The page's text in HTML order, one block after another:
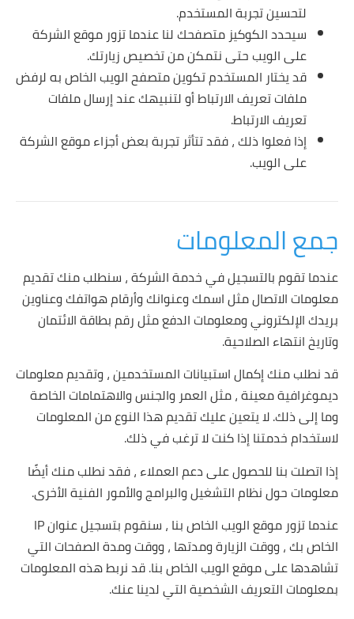
لتحسين تجربة المستخدم.
سيحدد الكوكيز متصفحك لنا عندما تزور موقع الشركة
على الويب حتى نتمكن من تخصيص زيارتك.
قد يختار المستخدم تكوين متصفح الويب الخاص به لرفض
ملفات تعريف الارتباط أو لتنبيهك عند إرسال ملفات
تعريف الارتباط.
إذا فعلوا ذلك ، فقد تتأثر تجربة بعض أجزاء موقع الشركة
على الويب.
جمع المعلومات
عندما تقوم بالتسجيل في خدمة الشركة ، سنطلب منك تقديم
معلومات الاتصال مثل اسمك وعنوانك وأرقام هواتفك وعناوين
بريدك الإلكتروني ومعلومات الدفع مثل رقم بطاقة الائتمان
وتاريخ انتهاء الصلاحية.
قد نطلب منك إكمال استبيانات المستخدمين ، وتقديم معلومات
ديموغرافية معينة ، مثل العمر والجنس والاهتمامات الخاصة
وما إلى ذلك. لا يتعين عليك تقديم هذا النوع من المعلومات
لاستخدام خدمتنا إذا كنت لا ترغب في ذلك.
إذا اتصلت بنا للحصول على دعم العملاء ، فقد نطلب منك أيضًا
معلومات حول نظام التشغيل والبرامج والأمور الفنية الأخرى.
عندما تزور موقع الويب الخاص بنا ، سنقوم بتسجيل عنوان IP
الخاص بك ، ووقت الزيارة ومدتها ، ووقت ومدة الصفحات التي
تشاهدها على موقع الويب الخاص بنا. قد نربط هذه المعلومات
بمعلومات التعريف الشخصية التي لدينا عنك.